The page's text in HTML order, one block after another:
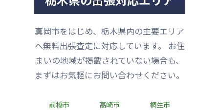
真岡市をはじめ、栃木県内の主要エリア
へ無料出張査定に対応しています。 お住
まいの地域が掲載されていない場合も、
まずはお気軽にお問い合わせください。
前橋市 高崎市
桐生市